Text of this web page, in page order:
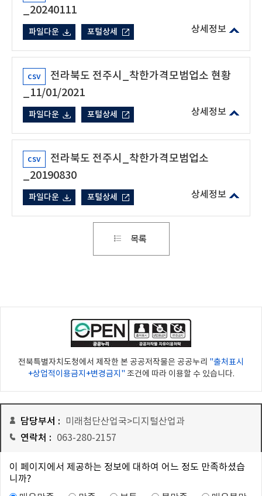
_20240111
파일다운 포털상세
csv
전라북도 전주시_착한가격모범업소 현황
_11/01/2021
파일다운 포털상세
csv
전라북도 전주시_착한가격모범업소
_20190830
파일다운 포털상세
전북특별자치도청에서 제작한 본 공공저작물은 공공누리 "출처표시
+상업적이용금지+변경금지" 조건에 따라 이용할 수 있습니다.
담당부서 : 미래첨단산업국>디지털산업과
연락처 : 063-280-2157
이 페이지에서 제공하는 정보에 대하여 어느 정도 만족하셨습
니까?